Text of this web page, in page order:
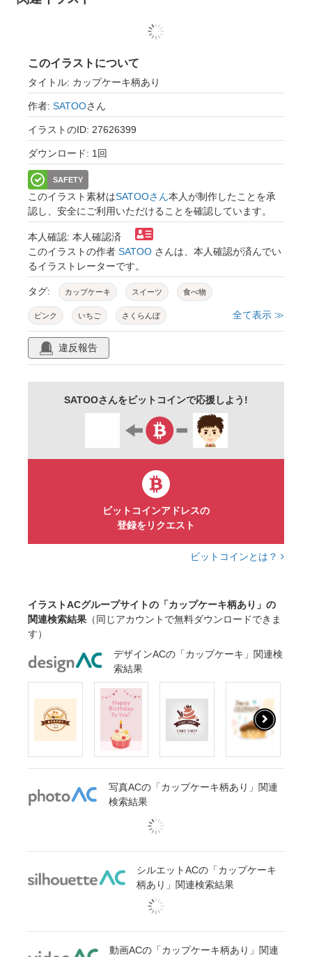
このイラストについて
タイトル: カップケーキ柄あり
作者: SATOOさん
イラストのID: 27626399
ダウンロード: 1回
SAFETY
このイラスト素材はSATOOさん本人が制作したことを承
認し、安全にご利用いただけることを確認しています。
本人確認: 本人確認済
このイラストの作者 SATOO さんは、本人確認が済んでい
るイラストレーターです。
タグ: カップケーキ スイーツ 食べ物
ピンク いちご さくらんぼ 全て表示 ≫
違反報告
SATOOさんをビットコインで応援しよう!
ビットコインアドレスの
登録をリクエスト
ビットコインとは？
イラストACグループサイトの「カップケーキ柄あり」の
関連検索結果 （同じアカウントで無料ダウンロードできま
す）
デザインACの「カップケーキ」関連検
索結果
写真ACの「カップケーキ柄あり」関連
検索結果
シルエットACの「カップケーキ
柄あり」関連検索結果
動画ACの「カップケーキ柄あり」関連